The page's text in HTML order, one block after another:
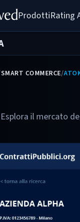
ProdottiRating
SMART COMMERCE/
Esplora il mercato